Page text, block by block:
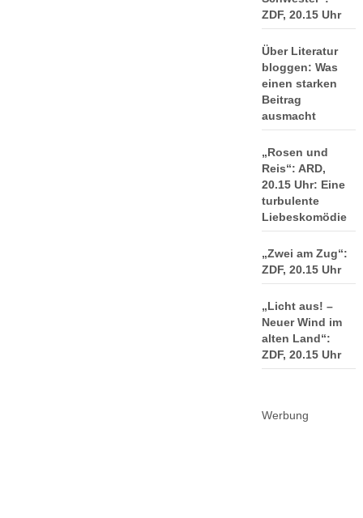
ZDF, 20.15 Uhr
Über Literatur
bloggen: Was
einen starken
Beitrag
ausmacht
„Rosen und
Reis“: ARD,
20.15 Uhr: Eine
turbulente
Liebeskomödie
„Zwei am Zug“:
ZDF, 20.15 Uhr
„Licht aus! –
Neuer Wind im
alten Land“:
ZDF, 20.15 Uhr
Werbung